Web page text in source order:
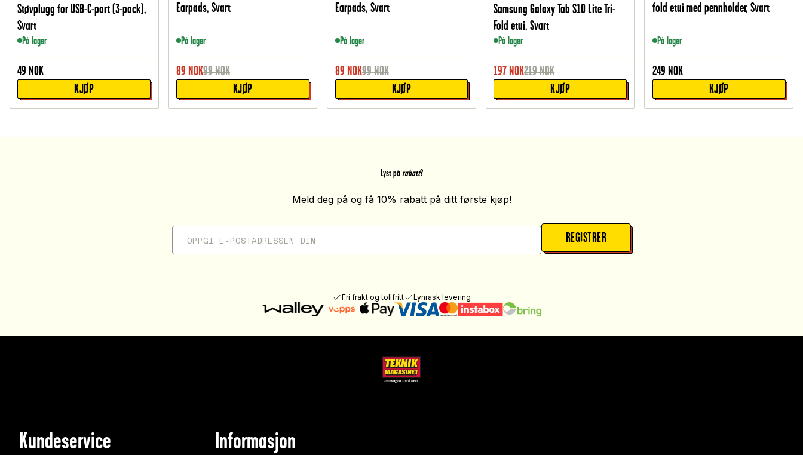
Støvplugg for USB-C-port (3-pack),
Svart
På lager
49 NOK
KJØP
Earpads, Svart
På lager
89 NOK99NOK
KJØP
Earpads, Svart
På lager
89 NOK99NOK
KJØP
Samsung Galaxy Tab S10 Lite Tri-
Fold etui, Svart
På lager
197 NOK219NOK
KJØP
fold etui med pennholder, Svart
På lager
249 NOK
KJØP
Lyst på rabatt?
Meld deg på og få 10% rabatt på ditt første kjøp!
REGISTRER
Fri frakt og tollfritt Lynrask levering
Kundeservice Informasjon